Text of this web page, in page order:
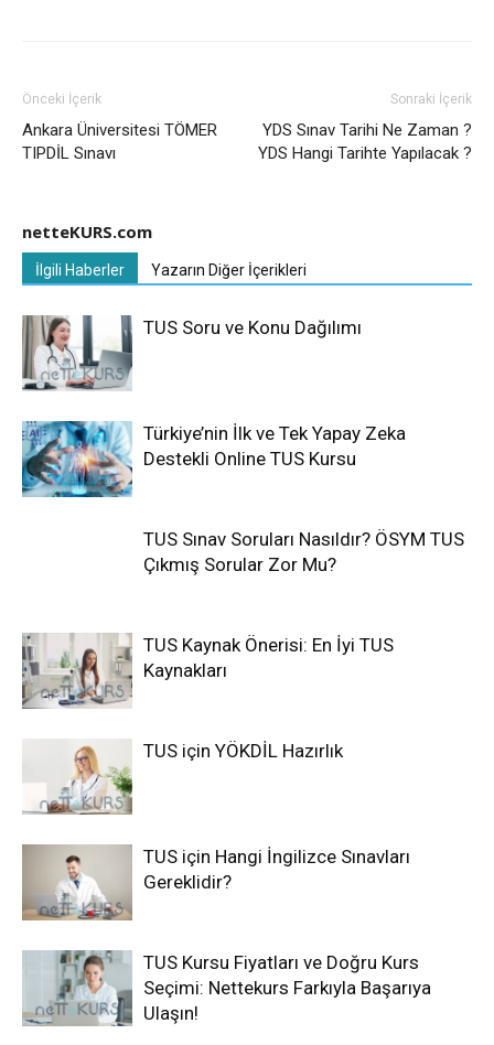
Önceki İçerik
Ankara Üniversitesi TÖMER
TIPDİL Sınavı
Sonraki İçerik
YDS Sınav Tarihi Ne Zaman ?
YDS Hangi Tarihte Yapılacak ?
netteKURS.com
İlgili Haberler Yazarın Diğer İçerikleri
TUS Soru ve Konu Dağılımı
Türkiye’nin İlk ve Tek Yapay Zeka
Destekli Online TUS Kursu
TUS Sınav Soruları Nasıldır? ÖSYM TUS
Çıkmış Sorular Zor Mu?
TUS Kaynak Önerisi: En İyi TUS
Kaynakları
TUS için YÖKDİL Hazırlık
TUS için Hangi İngilizce Sınavları
Gereklidir?
TUS Kursu Fiyatları ve Doğru Kurs
Seçimi: Nettekurs Farkıyla Başarıya
Ulaşın!